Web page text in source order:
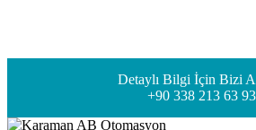
Detaylı Bilgi İçin Bizi
+90 338 213 63 93